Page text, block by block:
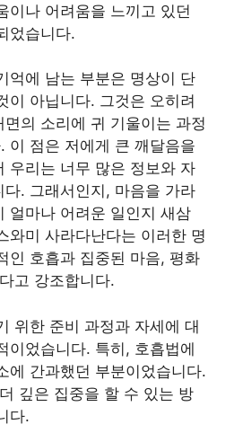
이나 어려움을 느끼고 있던
었습니다.
억에 남는 부분은 명상이 단
이 아닙니다. 그것은 오히려
의 소리에 귀 기울이는 과정
이 점은 저에게 큰 깨달음을
우리는 너무 많은 정보와 자
. 그래서인지, 마음을 가라
얼마나 어려운 일인지 새삼
와미 사라다난다는 이러한 명
인 호흡과 집중된 마음, 평화
고 강조합니다.
위한 준비 과정과 자세에 대
이었습니다. 특히, 호흡법에
에 간과했던 부분이었습니다.
깊은 집중을 할 수 있는 방
다.